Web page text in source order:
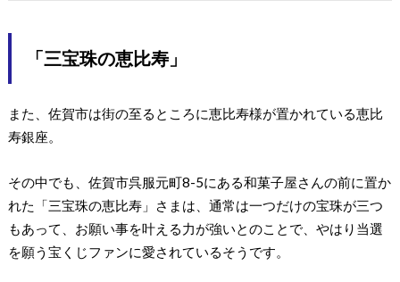
「三宝珠の恵比寿」
また、佐賀市は街の至るところに恵比寿様が置かれている恵比
寿銀座。
その中でも、佐賀市呉服元町8-5にある和菓子屋さんの前に置か
れた「三宝珠の恵比寿」さまは、通常は一つだけの宝珠が三つ
もあって、お願い事を叶える力が強いとのことで、やはり当選
を願う宝くじファンに愛されているそうです。